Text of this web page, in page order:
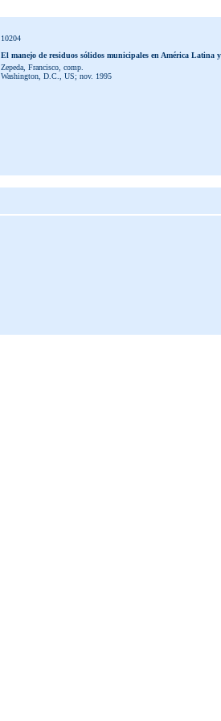
10204
El manejo de residuos sólidos municipales en América Latina
Zepeda, Francisco, comp.
Washington, D.C., US; nov. 1995